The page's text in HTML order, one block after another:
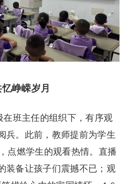
峥嵘岁月
班主任的组织下，有序观
兵。此前，教师提前为学生
点燃学生的观看热情。直播
装备让孩子们震撼不已；观